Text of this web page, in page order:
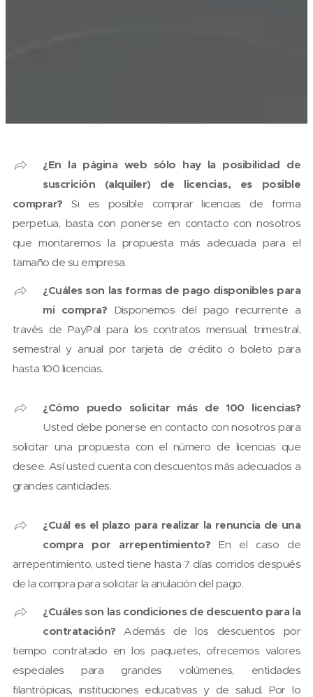
¿En la página web sólo hay la posibilidad de
suscrición (alquiler) de licencias, es posible
comprar? Si es posible comprar licencias de forma
perpetua, basta con ponerse en contacto con nosotros
que montaremos la propuesta más adecuada para el
tamaño de su empresa.
¿Cuáles son las formas de pago disponibles para
mi compra? Disponemos del pago recurrente a
través de PayPal para los contratos mensual, trimestral,
semestral y anual por tarjeta de crédito o boleto para
hasta 100 licencias.
¿Cómo puedo solicitar más de 100 licencias?
Usted debe ponerse en contacto con nosotros para
solicitar una propuesta con el número de licencias que
desee. Así usted cuenta con descuentos más adecuados a
grandes cantidades.
¿Cuál es el plazo para realizar la renuncia de una
compra por arrepentimiento? En el caso de
arrepentimiento, usted tiene hasta 7 días corridos después
de la compra para solicitar la anulación del pago.
¿Cuáles son las condiciones de descuento para la
contratación?Además de los descuentos por
tiempo contratado en los paquetes, ofrecemos valores
especiales para grandes volúmenes, entidades
filantrópicas, instituciones educativas y de salud. Por lo